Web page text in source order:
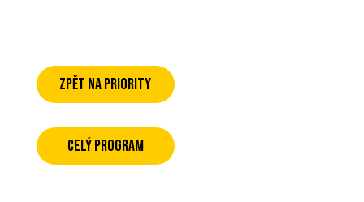
ZPĚT NA PRIORITY
CELÝ PROGRAM